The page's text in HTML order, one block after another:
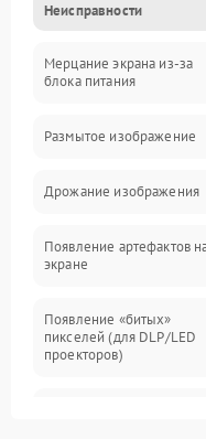
Лампа подсветки
Неисправность
Неисправности
Мерцание экрана из-за
блока питания
Размытое изображение
Дрожание изображения
Появление артефактов
экране
Появление «битых»
пикселей (для DLP/LED
проекторов)